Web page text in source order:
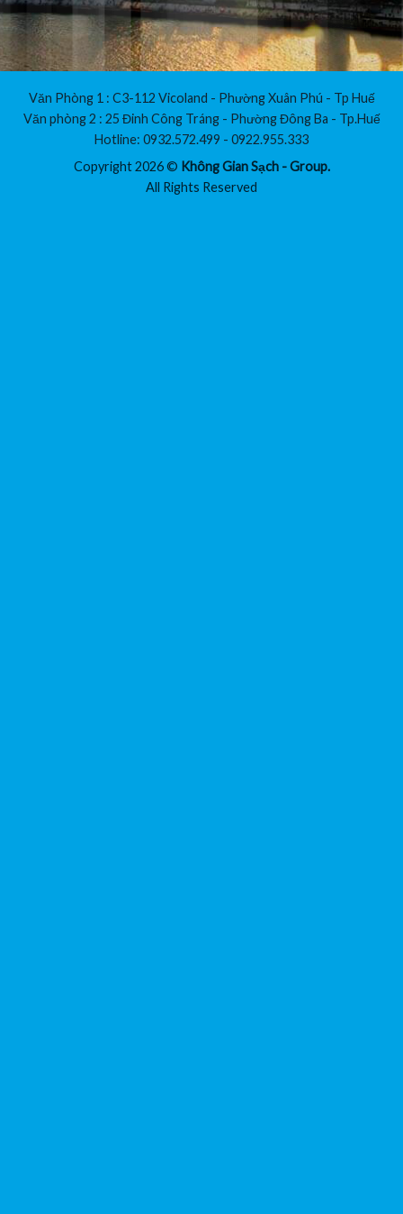
Văn Phòng 1 : C3-112 Vicoland - Phường Xuân Phú - Tp Huế
Văn phòng 2 : 25 Đinh Công Tráng - Phường Đông Ba - Tp.Huế
Hotline: 0932.572.499 - 0922.955.333
Copyright 2026 © Không Gian Sạch - Group.
All Rights Reserved